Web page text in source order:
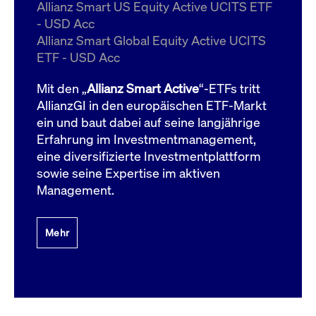
Allianz Smart US Equity Active UCITS ETF
- USD Acc
Allianz Smart Global Equity Active UCITS
ETF - USD Acc
Mit den „Allianz Smart Active“-ETFs tritt
AllianzGI in den europäischen ETF-Markt
ein und baut dabei auf seine langjährige
Erfahrung im Investmentmanagement,
eine diversifizierte Investmentplattform
sowie seine Expertise im aktiven
Management.
Mehr
ApplicationGatewayAffinityCORS
boerse.com
Domain
bis